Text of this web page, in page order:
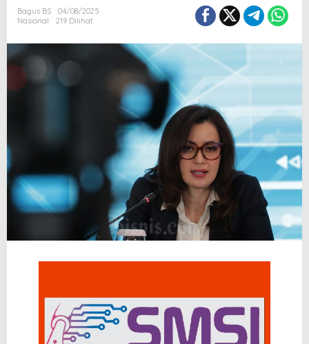
Bagus BS
04/08/2025
Nasional
219 Dilihat